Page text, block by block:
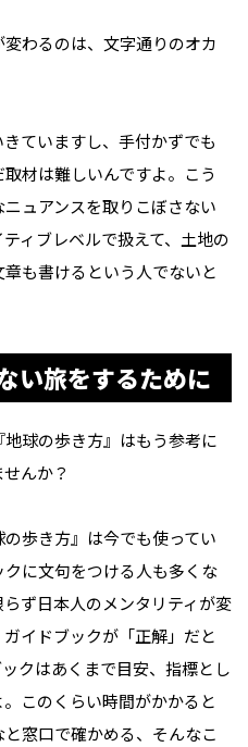
わるのは、文字通りのオカ
ていますし、手付かずでも
材は難しいんですよ。こう
ュアンスを取りこぼさない
ィブレベルで扱えて、土地の
も書けるという人でないと
い旅をするために
球の歩き方』はもう参考に
んか？
歩き方』は今でも使ってい
に文句をつける人も多くな
ず日本人のメンタリティが変
イドブックが「正解」だと
クはあくまで目安、指標とし
このくらい時間がかかると
窓口で確かめる、そんなこ